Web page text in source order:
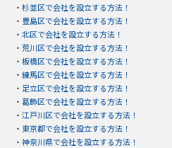
・ 杉並区で会社を設立する方法！
・ 豊島区で会社を設立する方法！
・ 北区で会社を設立する方法！
・ 荒川区で会社を設立する方法！
・ 板橋区で会社を設立する方法！
・ 練馬区で会社を設立する方法！
・ 足立区で会社を設立する方法！
・ 葛飾区で会社を設立する方法！
・ 江戸川区で会社を設立する方法！
・ 東京都で会社を設立する方法！
・ 神奈川県で会社を設立する方法！